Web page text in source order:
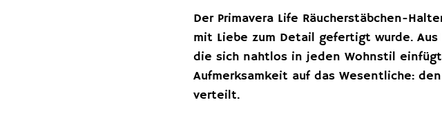
Der Primavera Life Räucherstäbchen-
mit Liebe zum Detail gefertigt wurde.
die sich nahtlos in jeden Wohnstil
Aufmerksamkeit auf das Wesentliche:
verteilt.